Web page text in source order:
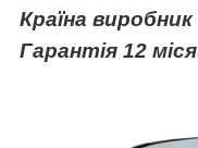
Країна
Гарантія 12